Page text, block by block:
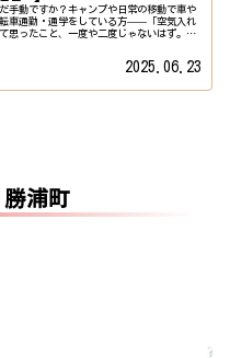
手動ですか？キャンプや日常の移動で車や
車通勤・通学をしている方——「空気入れ
思ったこと、一度や二度じゃないはず。そ
2025.06.23
浦町